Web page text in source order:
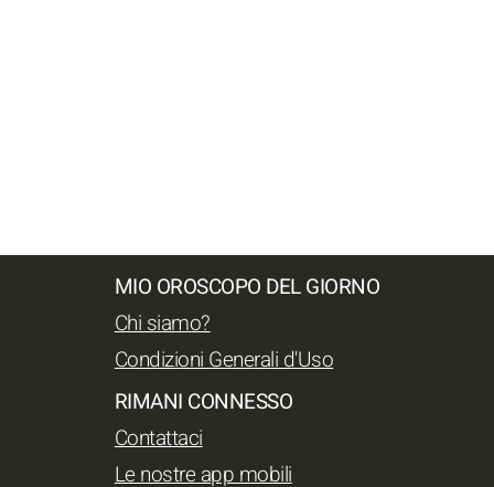
MIO OROSCOPO DEL GIORNO
Chi siamo?
Condizioni Generali d'Uso
RIMANI CONNESSO
Contattaci
Le nostre app mobili